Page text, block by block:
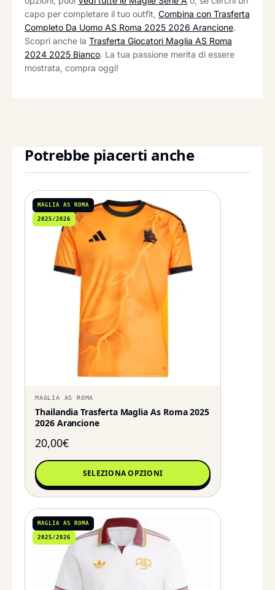
capo per completare il tuo outfit, Combina con Trasferta
Completo Da Uomo AS Roma 2025 2026 Arancione.
Scopri anche la Trasferta Giocatori Maglia AS Roma
2024 2025 Bianco. La tua passione merita di essere
mostrata, compra oggi!
Potrebbe piacerti anche
MAGLIA AS ROMA
2025/2026
MAGLIA AS ROMA
Thailandia Trasferta Maglia As Roma 2025
2026 Arancione
20,00€
SELEZIONA OPZIONI
MAGLIA AS ROMA
2025/2026